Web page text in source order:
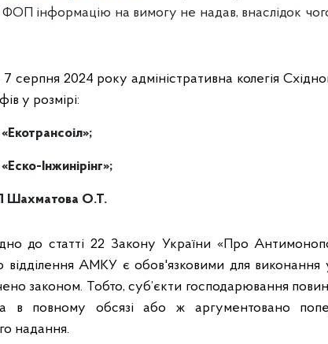
ФОП інформацію на вимогу не надав, внаслідок
серпня 2024 року адміністративна колегія
у розмірі:
;
Інжинірінг»;
О.Т.
до статті 22 Закону України «Про
відділення АМКУ є обов'язковими для
законом. Тобто, суб’єкти господарювання
в повному обсязі або ж аргументовано
надання.